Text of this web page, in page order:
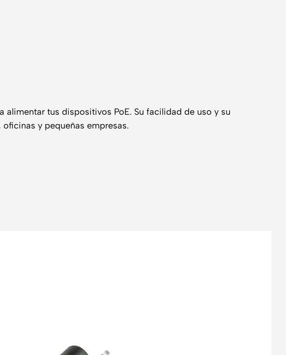
alimentar tus dispositivos PoE. Su facilidad de uso y su
y pequeñas empresas.